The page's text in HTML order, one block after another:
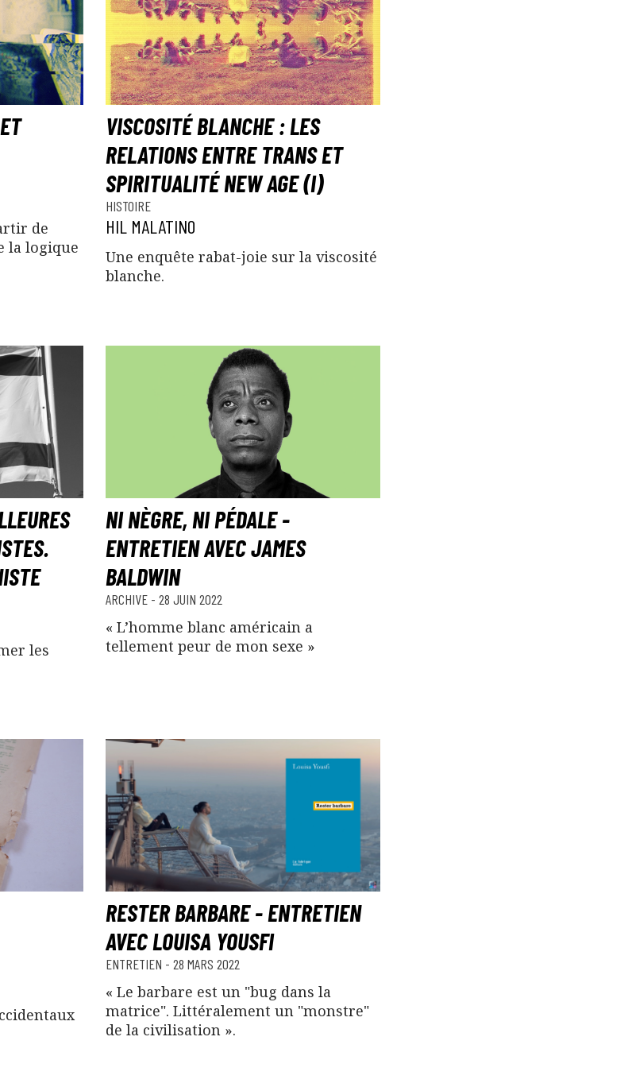
de
la logique
VISCOSITÉ BLANCHE : LES
RELATIONS ENTRE TRANS ET
SPIRITUALITÉ NEW AGE (I)
HISTOIRE
HIL MALATINO
Une enquête rabat-joie sur la viscosité
blanche.
les
NI NÈGRE, NI PÉDALE -
ENTRETIEN AVEC JAMES
BALDWIN
ARCHIVE -28 JUIN 2022
« L’homme blanc américain a
tellement peur de mon sexe »
RESTER BARBARE - ENTRETIEN
AVEC LOUISA YOUSFI
ENTRETIEN -28 MARS 2022
« Le barbare est un "bug dans la
matrice". Littéralement un "monstre"
de la civilisation ».